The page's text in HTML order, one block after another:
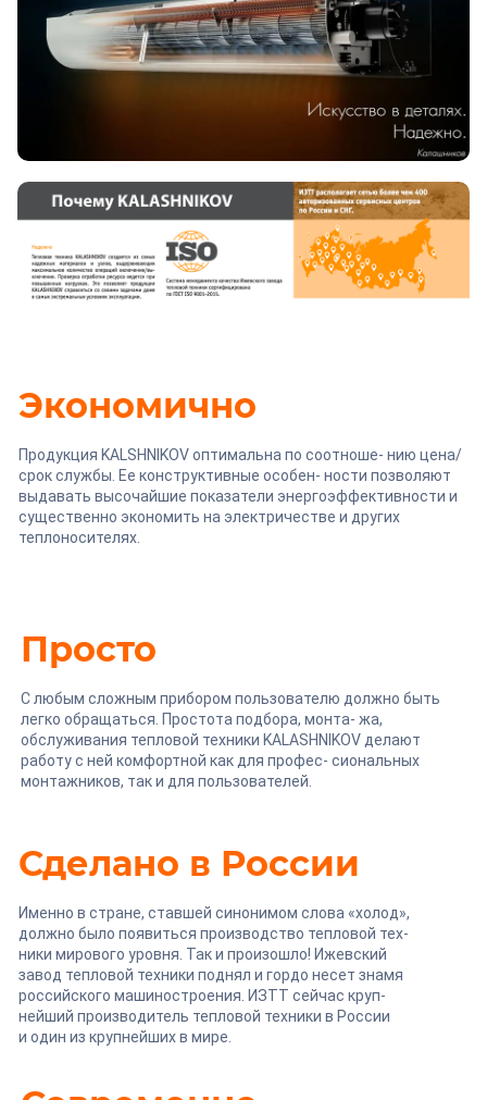
Экономично
Продукция KALSHNIKOV оптимальна по соотноше- нию цена/
срок службы. Ее конструктивные особен- ности позволяют
выдавать высочайшие показатели энергоэффективности и
существенно экономить на электричестве и других
теплоносителях.
Просто
С любым сложным прибором пользователю должно быть
легко обращаться. Простота подбора, монта- жа,
обслуживания тепловой техники KALASHNIKOV делают
работу с ней комфортной как для профес- сиональных
монтажников, так и для пользователей.
Сделано в России
Именно в стране, ставшей синонимом слова «холод»,
должно было появиться производство тепловой тех-
ники мирового уровня. Так и произошло! Ижевский
завод тепловой техники поднял и гордо несет знамя
российского машиностроения. ИЗТТ сейчас круп-
нейший производитель тепловой техники в России
и один из крупнейших в мире.